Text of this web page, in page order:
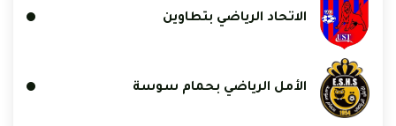
الاتحاد الرياضي بتطاوين
الأمل الرياضي بحمام سوسة